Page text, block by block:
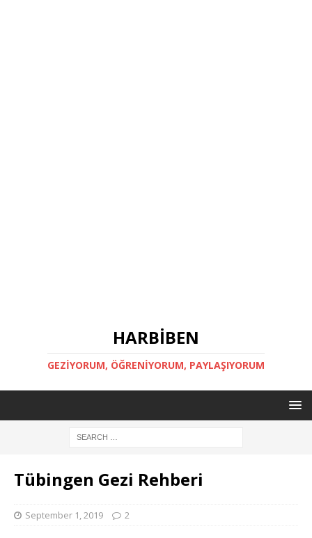
HARBİBEN
GEZİYORUM, ÖĞRENİYORUM, PAYLAŞIYORUM
Tübingen Gezi Rehberi
September 1, 2019 2